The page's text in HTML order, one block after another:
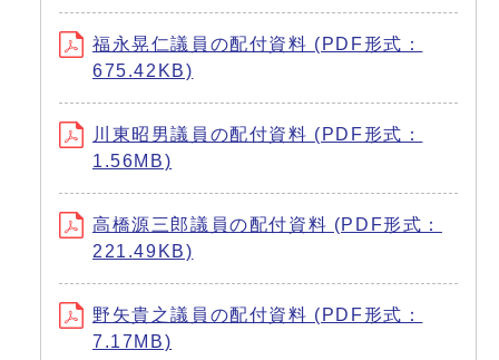
福永晃仁議員の配付資料 (PDF形式：
675.42KB)
川東昭男議員の配付資料 (PDF形式：
1.56MB)
高橋源三郎議員の配付資料 (PDF形式：
221.49KB)
野矢貴之議員の配付資料 (PDF形式：
7.17MB)